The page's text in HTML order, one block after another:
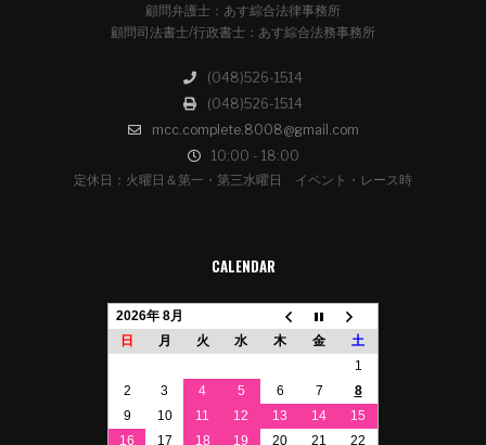
顧問弁護士：あす綜合法律事務所
顧問司法書士/行政書士：あす綜合法務事務所
(048)526-1514
(048)526-1514
mcc.complete.8008@gmail.com
10:00 - 18:00
定休日：火曜日＆第一・第三水曜日 イベント・レース時
CALENDAR
2026年 8月
日
月 火 水 木 金
土
1
2
3 4 5 6 7
8
9
10 11 12 13 14
15
16
17 18 19 20 21 22